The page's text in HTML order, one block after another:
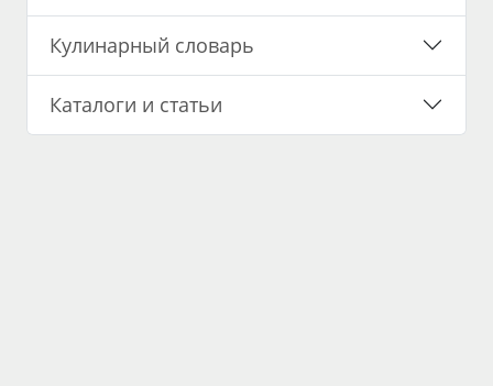
Кулинарный словарь
Каталоги и статьи